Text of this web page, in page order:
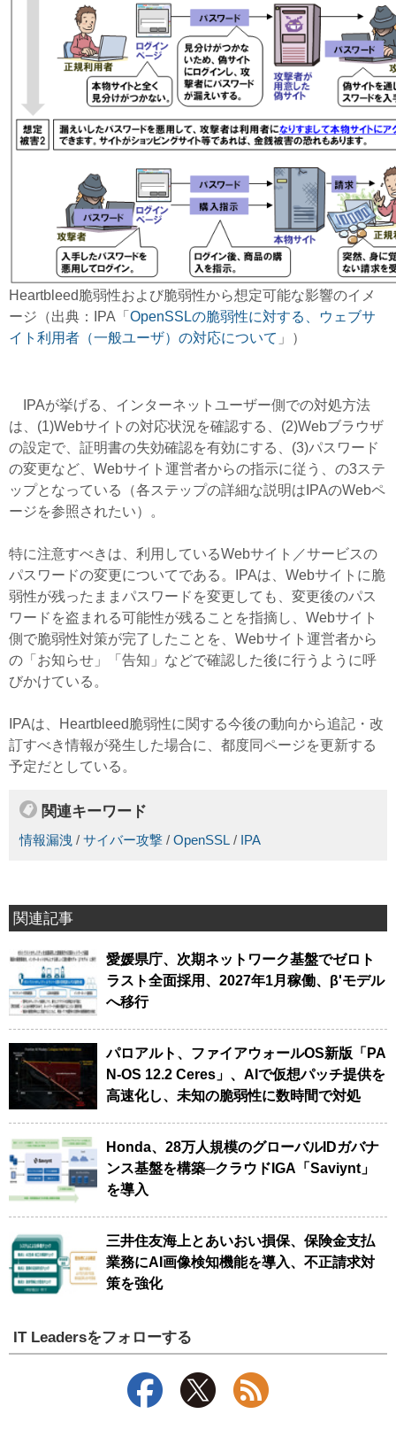
Heartbleed脆弱性および脆弱性から想定可能な影響のイメ
ージ（出典：IPA「 OpenSSLの脆弱性に対する、ウェブサ
イト利用者（一般ユーザ）の対応について 」）
IPAが挙げる、インターネットユーザー側での対処方法
は、(1)Webサイトの対応状況を確認する、(2)Webブラウザ
の設定で、証明書の失効確認を有効にする、(3)パスワード
の変更など、Webサイト運営者からの指示に従う、の3ステ
ップとなっている（各ステップの詳細な説明はIPAのWebペ
ージを参照されたい）。
特に注意すべきは、利用しているWebサイト／サービスの
パスワードの変更についてである。IPAは、Webサイトに脆
弱性が残ったままパスワードを変更しても、変更後のパス
ワードを盗まれる可能性が残ることを指摘し、Webサイト
側で脆弱性対策が完了したことを、Webサイト運営者から
の「お知らせ」「告知」などで確認した後に行うように呼
びかけている。
IPAは、Heartbleed脆弱性に関する今後の動向から追記・改
訂すべき情報が発生した場合に、都度同ページを更新する
予定だとしている。
関連キーワード
情報漏洩 / サイバー攻撃 / OpenSSL / IPA
関連記事
愛媛県庁、次期ネットワーク基盤でゼロト
ラスト全面採用、2027年1月稼働、β'モデル
へ移行
パロアルト、ファイアウォールOS新版「PA
N-OS 12.2 Ceres」、AIで仮想パッチ提供を
高速化し、未知の脆弱性に数時間で対処
Honda、28万人規模のグローバルIDガバナ
ンス基盤を構築─クラウドIGA「Saviynt」
を導入
三井住友海上とあいおい損保、保険金支払
業務にAI画像検知機能を導入、不正請求対
策を強化
IT Leadersをフォローする